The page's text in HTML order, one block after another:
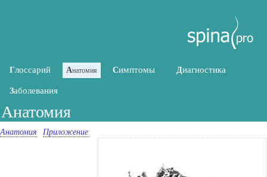
Глоссарий Анатомия Симптомы Диагностика
Заболевания
Анатомия
Анатомия Приложение